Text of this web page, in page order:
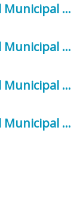
Procès-Verbal du Conseil Municipal du 5 juin 2026
Procès-Verbal du Conseil Municipal du 21 avril 2026
Procès-Verbal du Conseil Municipal du 31 mars 2026
Procès-Verbal du Conseil Municipal du 20 mars 2026